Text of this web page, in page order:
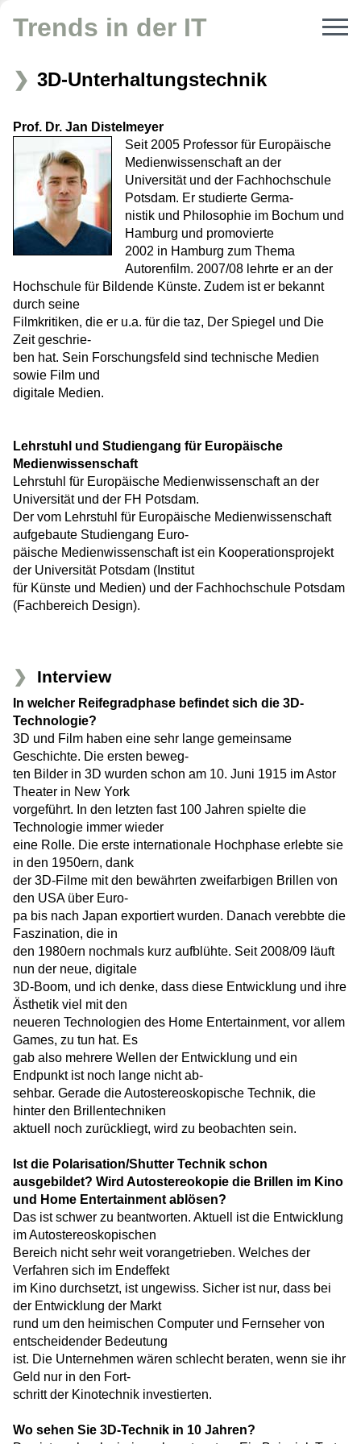
Trends in der IT
3D-Unterhaltungstechnik
Prof. Dr. Jan Distelmeyer
Seit 2005 Professor für Europäische
Medienwissenschaft an der
Universität und der Fachhochschule
Potsdam. Er studierte Germa-
nistik und Philosophie im Bochum und
Hamburg und promovierte
2002 in Hamburg zum Thema
Autorenfilm. 2007/08 lehrte er an der
Hochschule für Bildende Künste. Zudem ist er bekannt
durch seine
Filmkritiken, die er u.a. für die taz, Der Spiegel und Die
Zeit geschrie-
ben hat. Sein Forschungsfeld sind technische Medien
sowie Film und
digitale Medien.
Lehrstuhl und Studiengang für Europäische
Medienwissenschaft
Lehrstuhl für Europäische Medienwissenschaft an der
Universität und der FH Potsdam.
Der vom Lehrstuhl für Europäische Medienwissenschaft
aufgebaute Studiengang Euro-
päische Medienwissenschaft ist ein Kooperationsprojekt
der Universität Potsdam (Institut
für Künste und Medien) und der Fachhochschule Potsdam
(Fachbereich Design).
Interview
In welcher Reifegradphase befindet sich die 3D-
Technologie?
3D und Film haben eine sehr lange gemeinsame
Geschichte. Die ersten beweg-
ten Bilder in 3D wurden schon am 10. Juni 1915 im Astor
Theater in New York
vorgeführt. In den letzten fast 100 Jahren spielte die
Technologie immer wieder
eine Rolle. Die erste internationale Hochphase erlebte sie
in den 1950ern, dank
der 3D-Filme mit den bewährten zweifarbigen Brillen von
den USA über Euro-
pa bis nach Japan exportiert wurden. Danach verebbte die
Faszination, die in
den 1980ern nochmals kurz aufblühte. Seit 2008/09 läuft
nun der neue, digitale
3D-Boom, und ich denke, dass diese Entwicklung und ihre
Ästhetik viel mit den
neueren Technologien des Home Entertainment, vor allem
Games, zu tun hat. Es
gab also mehrere Wellen der Entwicklung und ein
Endpunkt ist noch lange nicht ab-
sehbar. Gerade die Autostereoskopische Technik, die
hinter den Brillentechniken
aktuell noch zurückliegt, wird zu beobachten sein.
Ist die Polarisation/Shutter Technik schon
ausgebildet? Wird Autostereokopie die Brillen im Kino
und Home Entertainment ablösen?
Das ist schwer zu beantworten. Aktuell ist die Entwicklung
im Autostereoskopischen
Bereich nicht sehr weit vorangetrieben. Welches der
Verfahren sich im Endeffekt
im Kino durchsetzt, ist ungewiss. Sicher ist nur, dass bei
der Entwicklung der Markt
rund um den heimischen Computer und Fernseher von
entscheidender Bedeutung
ist. Die Unternehmen wären schlecht beraten, wenn sie ihr
Geld nur in den Fort-
schritt der Kinotechnik investierten.
Wo sehen Sie 3D-Technik in 10 Jahren?